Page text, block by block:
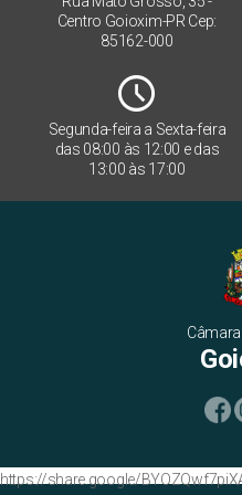
Centro Goioxim-PR Cep:
85162-000
Schedule
Segunda-feira a Sexta-feira
das 08:00 às 12:00 e das
13:00 às 17:00
https://share.google/